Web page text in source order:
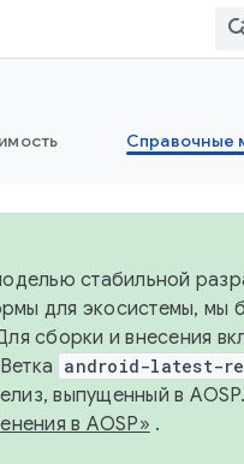
Справочные
стабильной
для экосистемы, мы
сборки и внесения
android-latest-
выпущенный в
в AOSP» .